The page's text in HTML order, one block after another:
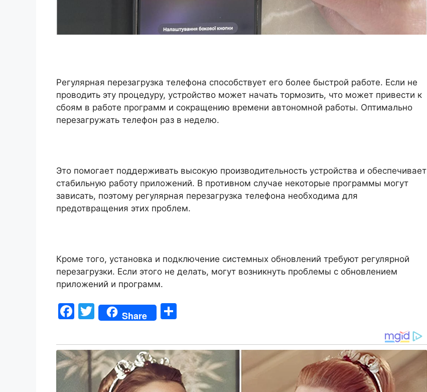
Регулярная перезагрузка телефона способствует его более быстрой работе. Если не
проводить эту процедуру, устройство может начать тормозить, что может привести к
сбоям в работе программ и сокращению времени автономной работы. Оптимально
перезагружать телефон раз в неделю.
Это помогает поддерживать высокую производительность устройства и обеспечивает
стабильную работу приложений. В противном случае некоторые программы могут
зависать, поэтому регулярная перезагрузка телефона необходима для
предотвращения этих проблем.
Кроме того, установка и подключение системных обновлений требуют регулярной
перезагрузки. Если этого не делать, могут возникнуть проблемы с обновлением
приложений и программ.
F
c
e
b
T
w
itt
er
Share
ar
e